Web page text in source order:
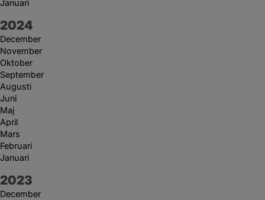
Januari
År:
2024
December
November
Oktober
September
Augusti
Juni
Maj
April
Mars
Februari
Januari
År:
2023
December